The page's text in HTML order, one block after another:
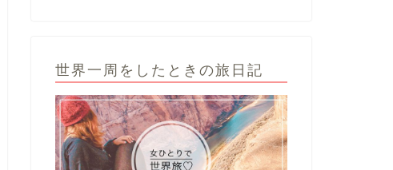
世界一周をしたときの旅日記